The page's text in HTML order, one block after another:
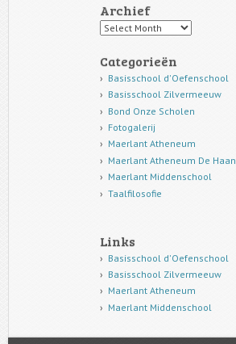
Archief
Archief
Categorieën
Basisschool d'Oefenschool
Basisschool Zilvermeeuw
Bond Onze Scholen
Fotogalerij
Maerlant Atheneum
Maerlant Atheneum De Haan
Maerlant Middenschool
Taalfilosofie
Links
Basisschool d'Oefenschool
Basisschool Zilvermeeuw
Maerlant Atheneum
Maerlant Middenschool